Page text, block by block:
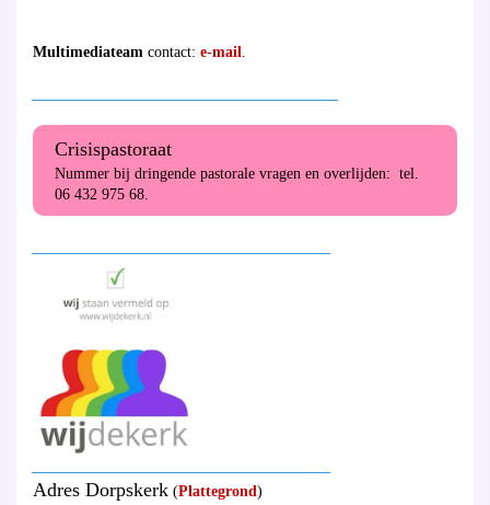
Multimediateam contact: e-mail.
Crisispastoraat
Nummer bij dringende pastorale vragen en overlijden: tel.
06 432 975 68.
Adres Dorpskerk (Plattegrond)